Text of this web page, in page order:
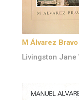
M Álvarez
Livingston Jane